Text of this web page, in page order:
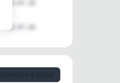
20.07.26